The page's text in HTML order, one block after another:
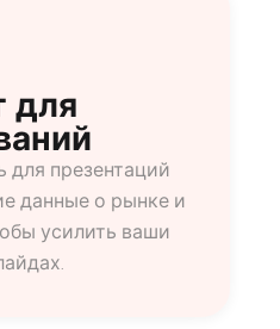
для
для презентаций
данные о рынке и
усилить ваши